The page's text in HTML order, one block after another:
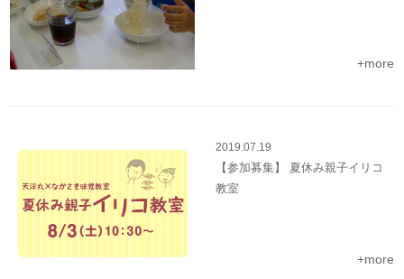
+more
2019.07.19
【参加募集】 夏休み親子イリコ
教室
+more